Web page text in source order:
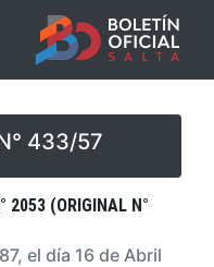
433/57
2053 (ORIGINAL N°
el día 16 de Abril